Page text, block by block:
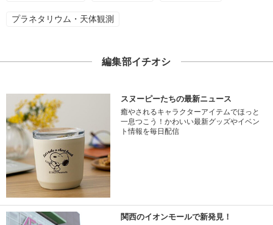
プラネタリウム・天体観測
編集部イチオシ
スヌーピーたちの最新ニュース
癒やされるキャラクターアイテムでほっと
一息つこう！かわいい最新グッズやイベン
ト情報を毎日配信
関西のイオンモールで新発見！